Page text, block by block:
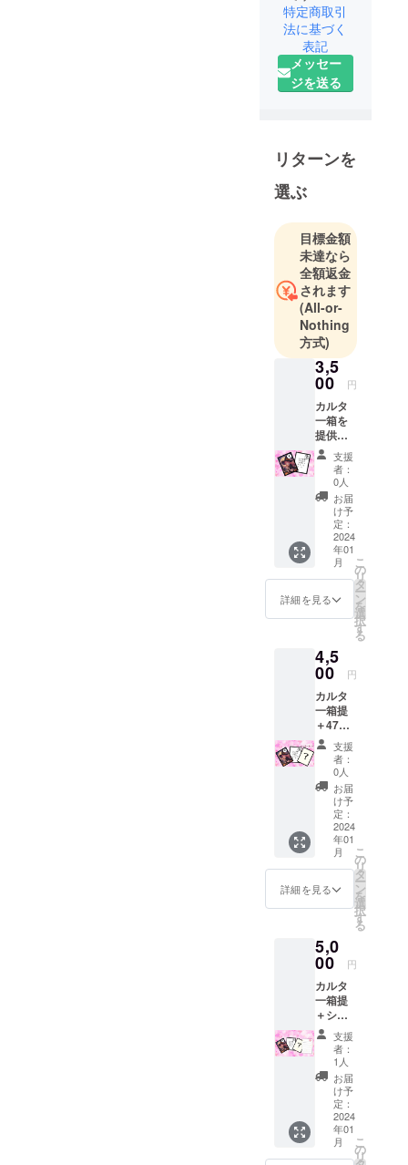
特定商取引
法に基づく
表記
メッセー
ジを送る
リターンを
選ぶ
目標金額
未達なら
全額返金
されます
(All-or-
Nothing
方式)
3,5
00 円
カルタ
一箱を
提供致
しま
す。
【商品
の詳
細】
・商
品ジャ
ンル
「カル
タ」
・対
象年
象 ・
推奨年
齢 15
歳以上
(性的描
写など
は無)
・サ
イズ(68
㎜×90㎜
を予定)
・主
な材
質 紙
・付
属品
カルタ
語 日
本語表
支援
者：
0人
お届
け予
定：
2024
年01
月
詳細を見る
こ
の
リ
タ
ー
ン
を
選
択
す
る
4,5
00 円
カルタ
一箱提
＋47枚
目の
シーク
レット
札(絵札
のみ)一
枚を提
供致し
ます。
【商品
の詳
細】
・商
「カル
タ」
・対
象年
齢 全
年齢対
象 ・
推奨年
齢 15
歳以上
(性的描
写など
は無)
・サ
イズ(68
支援
者：
0人
お届
け予
定：
2024
年01
月
詳細を見る
こ
の
リ
タ
ー
ン
を
選
択
す
る
5,0
00 円
カルタ
一箱提
＋シー
クレッ
ト札(絵
札のみ)
一枚＋
イラス
ト付美
少女か
らの感
謝の手
紙を供
支援
者：
1人
お届
け予
定：
2024
年01
月
こ
の
リ